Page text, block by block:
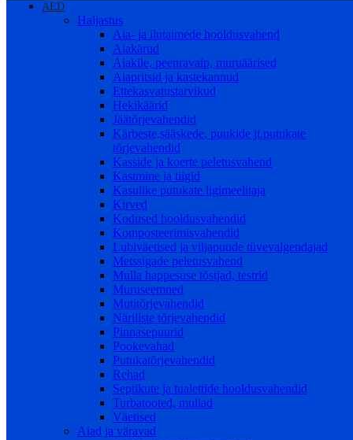
AED
Haljastus
Aia- ja ilutaimede hooldusvahend
Aiakärud
Aiakile, peenravaip, muruäärised
Aiapritsid ja kastekannud
Ettekasvatustarvikud
Hekikäärid
Jäätõrjevahendid
Kärbeste,sääskede, puukide jt.putukate
tõrjevahendid
Kasside ja koerte peletusvahend
Kastmine ja tiigid
Kasulike putukate ligimeelitaja
Kirved
Kodused hooldusvahendid
Komposteerimisvahendid
Lubiväetised ja viljapuude tüvevalgendajad
Metssigade peletusvahend
Mulla happesuse tõstjad, testrid
Muruseemned
Mutitõrjevahendid
Näriliste tõrjevahendid
Pinnasepuurid
Pookevahad
Putukatõrjevahendid
Rehad
Septikute ja tualettide hooldusvahendid
Turbatooted, mullad
Väetised
Aiad ja väravad